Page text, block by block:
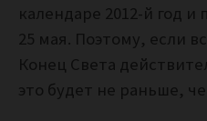
календаре 2012-й год
25 мая. Поэтому, если
Конец Света
это будет не раньше,